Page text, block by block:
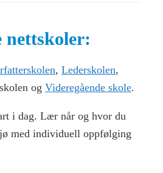
nettskoler:
, Lederskolen,
og Videregående skole.
i dag. Lær når og hvor du
med individuell oppfølging